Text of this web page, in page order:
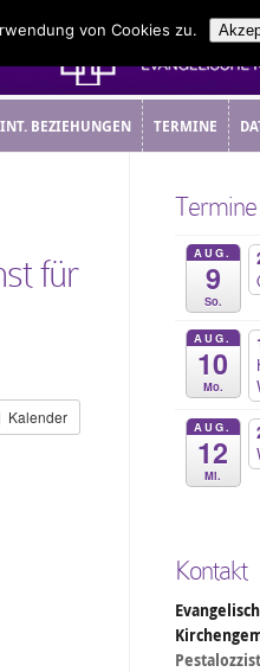
INT. BEZIEHUNGEN TERMINE
für
Kalender
Termine
AUG.
9
So.
AUG.
10
Mo.
AUG.
12
Mi.
Kontakt
von Cookies zu.